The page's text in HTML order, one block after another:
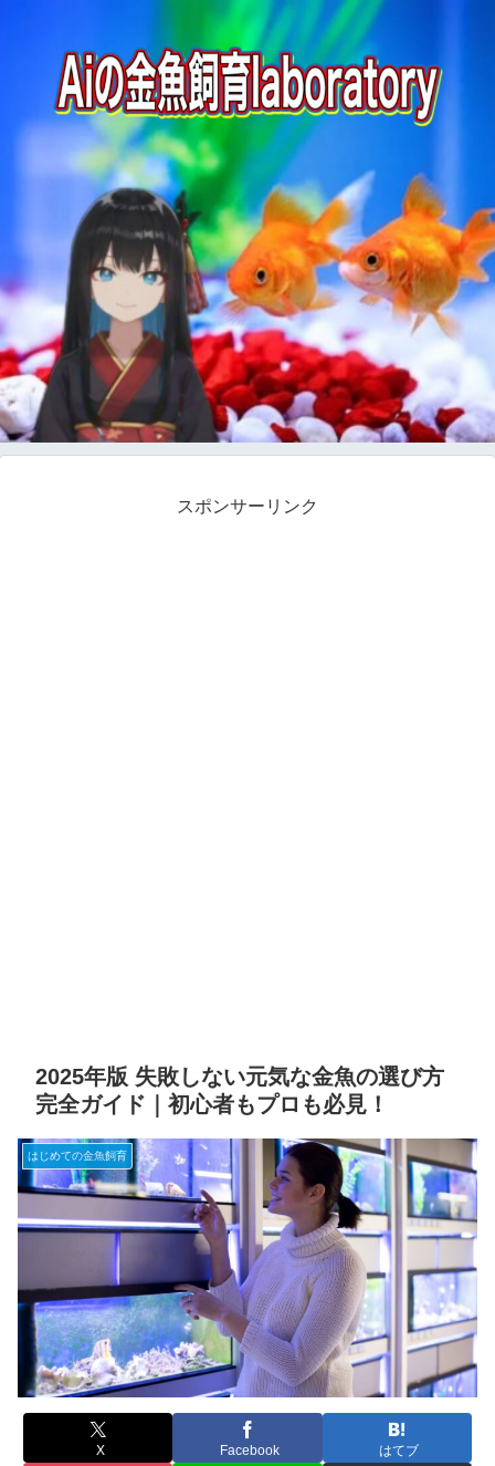
スポンサーリンク
2025年版 失敗しない元気な金魚の選び方
完全ガイド｜初心者もプロも必見！
はじめての金魚飼育
X Facebook はてブ